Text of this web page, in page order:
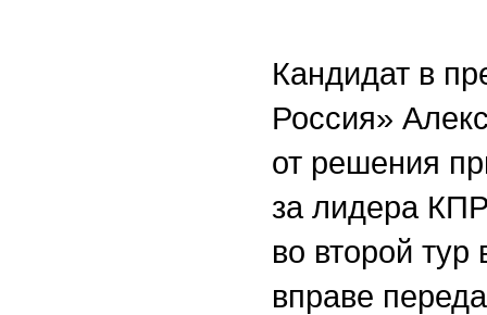
Кандидат в
Россия»
от решения
за лидера
во второй
вправе